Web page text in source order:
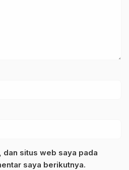
dan situs web saya pada
saya berikutnya.